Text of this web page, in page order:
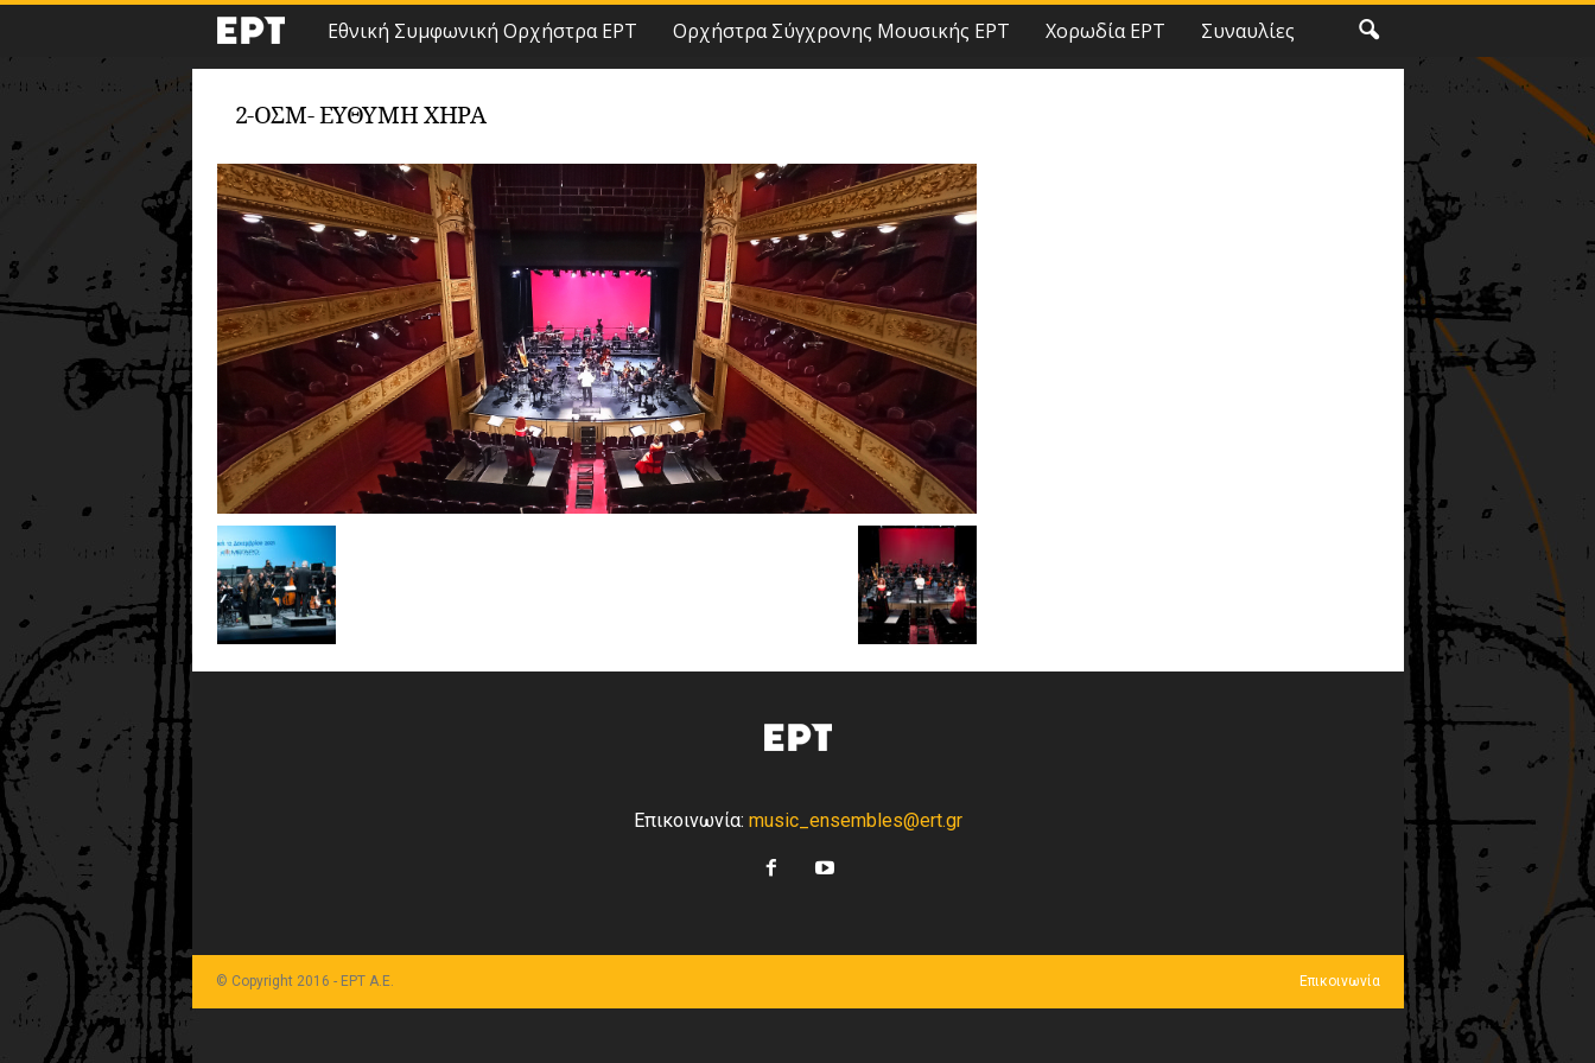
Εθνική Συμφωνική Ορχήστρα ΕΡΤ Ορχήστρα Σύγχρονης Μουσικής ΕΡΤ Χορωδία ΕΡΤ Συναυλίες
2-ΟΣΜ- ΕΎΘΥΜΗ ΧΉΡΑ
Επικοινωνία: music_ensembles@ert.gr
© Copyright 2016 - ΕΡΤ Α.Ε. Επικοινωνία